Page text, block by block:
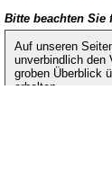
Bitte beachten Sie
Auf unseren
unverbindlich den
groben Überblick
erhalten.